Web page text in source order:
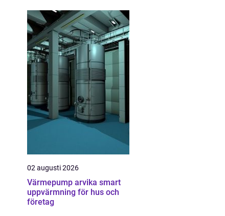
02 augusti 2026
Värmepump arvika smart
uppvärmning för hus och
företag